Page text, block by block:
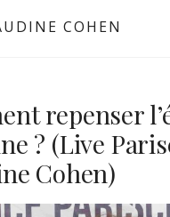
COHEN
repenser
? (Live
Cohen)